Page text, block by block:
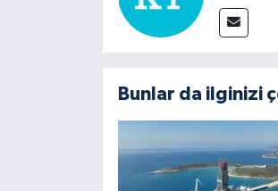
Bunlar da ilginizi